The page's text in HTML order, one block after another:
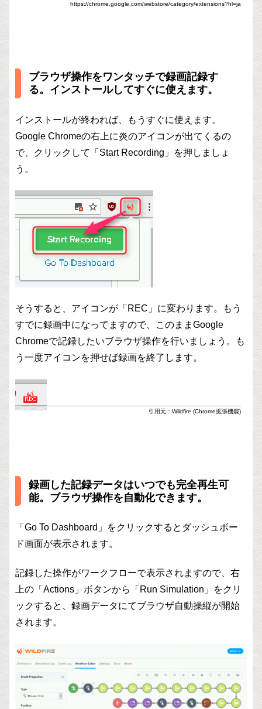
https://chrome.google.com/webstore/category/extensions?hl=ja
ブラウザ操作をワンタッチで録画記録す
る。インストールしてすぐに使えます。
インストールが終われば、もうすぐに使えます。
Google Chromeの右上に炎のアイコンが出てくるの
で、クリックして「Start Recording」を押しましょ
う。
そうすると、アイコンが「REC」に変わります。もう
すでに録画中になってますので、このままGoogle
Chromeで記録したいブラウザ操作を行いましょう。も
う一度アイコンを押せば録画を終了します。
引用元：Wildfire (Chrome拡張機能)
録画した記録データはいつでも完全再生可
能。ブラウザ操作を自動化できます。
「Go To Dashboard」をクリックするとダッシュボー
ド画面が表示されます。
記録した操作がワークフローで表示されますので、右
上の「Actions」ボタンから「Run Simulation」をクリ
ックすると、録画データにてブラウザ自動操縦が開始
されます。